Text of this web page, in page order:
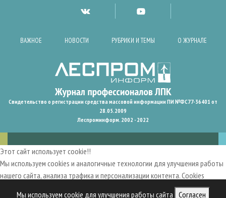
Мы используем cookie для улучшения работы сайта Согласен
ВАЖНОЕ НОВОСТИ РУБРИКИ И ТЕМЫ О ЖУРНАЛЕ
Свидетельство о регистрации средства массовой информации ПИ №ФС77-36401 от
28.05.2009
Леспроминформ. 2002 - 2022
Этот сайт использует cookie!!
Мы используем cookies и аналогичные технологии для улучшения работы
нашего сайта, анализа трафика и персонализации контента. Cookies